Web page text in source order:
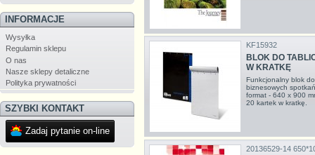
INFORMACJE
Wysyłka
Regulamin sklepu
O nas
Nasze sklepy detaliczne
Polityka prywatności
SZYBKI KONTAKT
Zadaj pytanie on-line
KF15932
BLOK DO
W KRATKĘ
Funkcjonalny blok
biznesowych
format - 640 x 900
20 kartek w kratkę.
20136529-14